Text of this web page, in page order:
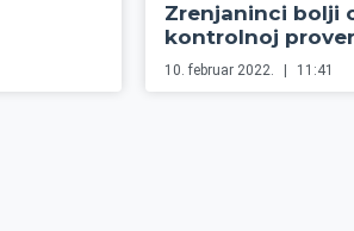
Zrenjaninci bolji
kontrolnoj
10. februar 2022. 11:41